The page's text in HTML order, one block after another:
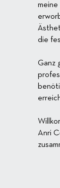
die
Ganz
Anri